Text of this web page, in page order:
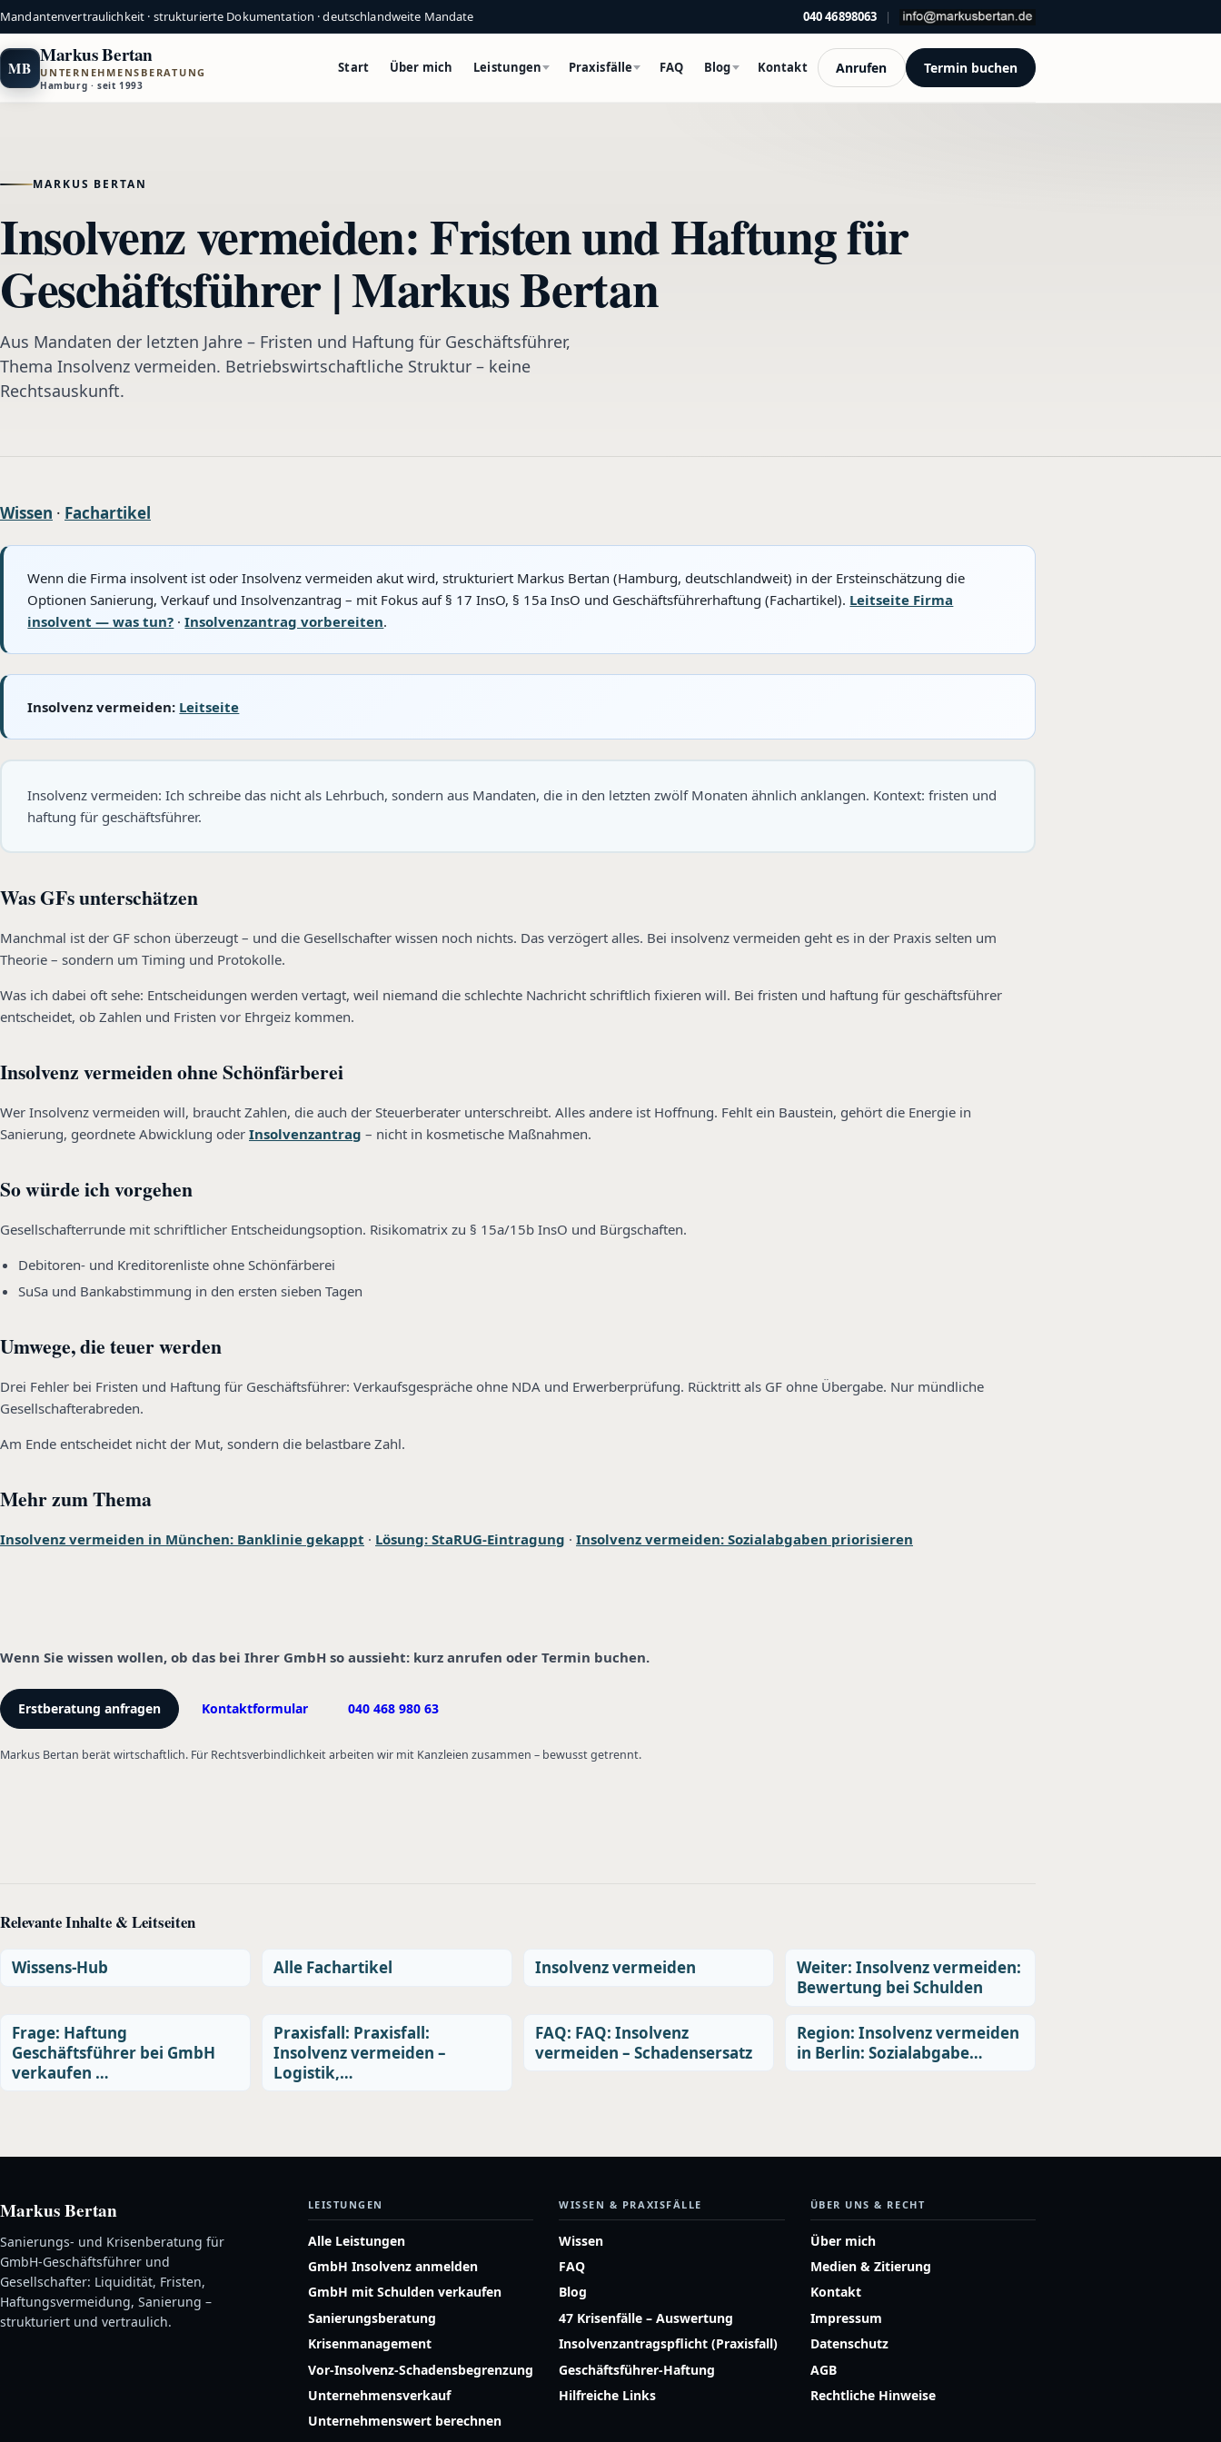
Mandantenvertraulichkeit · strukturierte Dokumentation · deutschlandweite Mandate 040 46898063 |
MB
Markus Bertan
UNTERNEHMENSBERATUNG
Hamburg · seit 1993
Start Über mich Leistungen Praxisfälle FAQ Blog Kontakt Anrufen Termin buchen
MARKUS BERTAN
Insolvenz vermeiden: Fristen und Haftung für
Geschäftsführer | Markus Bertan
Aus Mandaten der letzten Jahre – Fristen und Haftung für Geschäftsführer,
Thema Insolvenz vermeiden. Betriebswirtschaftliche Struktur – keine
Rechtsauskunft.
Wissen · Fachartikel
Wenn die Firma insolvent ist oder Insolvenz vermeiden akut wird, strukturiert Markus Bertan (Hamburg, deutschlandweit) in der Ersteinschätzung die
Optionen Sanierung, Verkauf und Insolvenzantrag – mit Fokus auf § 17 InsO, § 15a InsO und Geschäftsführerhaftung (Fachartikel). Leitseite Firma
insolvent — was tun? ·Insolvenzantrag vorbereiten.
Insolvenz vermeiden: Leitseite
Insolvenz vermeiden: Ich schreibe das nicht als Lehrbuch, sondern aus Mandaten, die in den letzten zwölf Monaten ähnlich anklangen. Kontext: fristen und
haftung für geschäftsführer.
Was GFs unterschätzen
Manchmal ist der GF schon überzeugt – und die Gesellschafter wissen noch nichts. Das verzögert alles. Bei insolvenz vermeiden geht es in der Praxis selten um
Theorie – sondern um Timing und Protokolle.
Was ich dabei oft sehe: Entscheidungen werden vertagt, weil niemand die schlechte Nachricht schriftlich fixieren will. Bei fristen und haftung für geschäftsführer
entscheidet, ob Zahlen und Fristen vor Ehrgeiz kommen.
Insolvenz vermeiden ohne Schönfärberei
Wer Insolvenz vermeiden will, braucht Zahlen, die auch der Steuerberater unterschreibt. Alles andere ist Hoffnung. Fehlt ein Baustein, gehört die Energie in
Sanierung, geordnete Abwicklung oder Insolvenzantrag – nicht in kosmetische Maßnahmen.
So würde ich vorgehen
Gesellschafterrunde mit schriftlicher Entscheidungsoption. Risikomatrix zu § 15a/15b InsO und Bürgschaften.
Debitoren- und Kreditorenliste ohne Schönfärberei
SuSa und Bankabstimmung in den ersten sieben Tagen
Umwege, die teuer werden
Drei Fehler bei Fristen und Haftung für Geschäftsführer: Verkaufsgespräche ohne NDA und Erwerberprüfung. Rücktritt als GF ohne Übergabe. Nur mündliche
Gesellschafterabreden.
Am Ende entscheidet nicht der Mut, sondern die belastbare Zahl.
Mehr zum Thema
Insolvenz vermeiden in München: Banklinie gekappt · Lösung: StaRUG-Eintragung · Insolvenz vermeiden: Sozialabgaben priorisieren
Wenn Sie wissen wollen, ob das bei Ihrer GmbH so aussieht: kurz anrufen oder Termin buchen.
Erstberatung anfragen Kontaktformular 040 468 980 63
Markus Bertan berät wirtschaftlich. Für Rechtsverbindlichkeit arbeiten wir mit Kanzleien zusammen – bewusst getrennt.
Relevante Inhalte & Leitseiten
Wissens-Hub Alle Fachartikel Insolvenz vermeiden
Weiter: Insolvenz vermeiden:
Bewertung bei Schulden
Frage: Haftung
Geschäftsführer bei GmbH
verkaufen …
Praxisfall: Praxisfall:
Insolvenz vermeiden –
Logistik,…
FAQ: FAQ: Insolvenz
vermeiden – Schadensersatz
Region: Insolvenz vermeiden
in Berlin: Sozialabgabe…
Markus Bertan
Sanierungs- und Krisenberatung für
GmbH-Geschäftsführer und
Gesellschafter: Liquidität, Fristen,
Haftungsvermeidung, Sanierung –
strukturiert und vertraulich.
LEISTUNGEN
Alle Leistungen
GmbH Insolvenz anmelden
GmbH mit Schulden verkaufen
Sanierungsberatung
Krisenmanagement
Vor-Insolvenz-Schadensbegrenzung
Unternehmensverkauf
Unternehmenswert berechnen
WISSEN & PRAXISFÄLLE
Wissen
FAQ
Blog
47 Krisenfälle – Auswertung
Insolvenzantragspflicht (Praxisfall)
Geschäftsführer-Haftung
Hilfreiche Links
ÜBER UNS & RECHT
Über mich
Medien & Zitierung
Kontakt
Impressum
Datenschutz
AGB
Rechtliche Hinweise